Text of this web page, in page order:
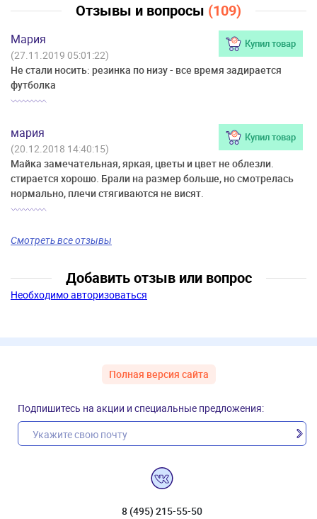
Отзывы и вопросы (109)
Мария Купил товар
(27.11.2019 05:01:22)
Не стали носить: резинка по низу - все время задирается
футболка
мария Купил товар
(20.12.2018 14:40:15)
Майка замечательная, яркая, цветы и цвет не облезли.
стирается хорошо. Брали на размер больше, но смотрелась
нормально, плечи стягиваются не висят.
Смотреть все отзывы
Добавить отзыв или вопрос
Необходимо авторизоваться
Полная версия сайта
Подпишитесь на акции и специальные предложения:
8 (495) 215-55-50